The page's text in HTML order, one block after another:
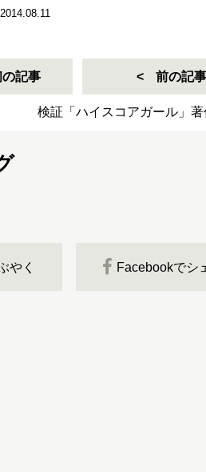
2014.08.11
記事 前の記事
検証「ハイスコアガール」
やく Facebookでシ